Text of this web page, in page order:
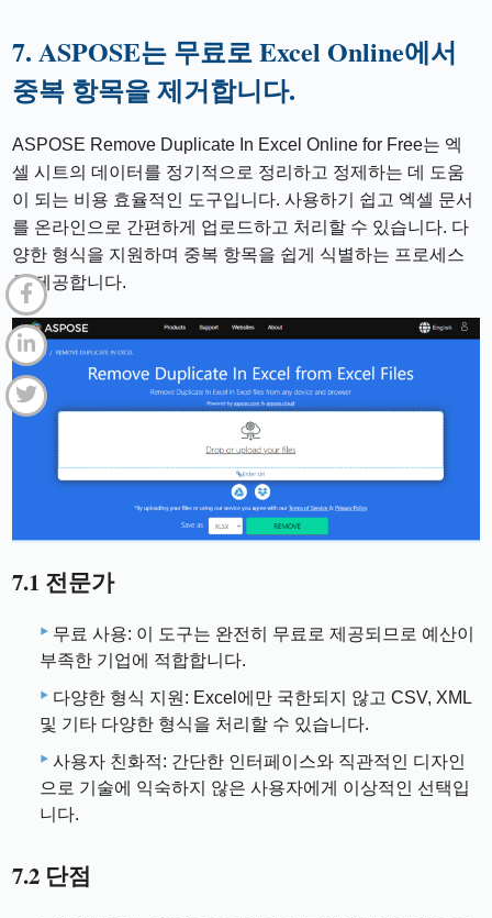
7. ASPOSE는 무료로 Excel Online에서
중복 항목을 제거합니다.
ASPOSE Remove Duplicate In Excel Online for Free는 엑
셀 시트의 데이터를 정기적으로 정리하고 정제하는 데 도움
이 되는 비용 효율적인 도구입니다. 사용하기 쉽고 엑셀 문서
를 온라인으로 간편하게 업로드하고 처리할 수 있습니다. 다
양한 형식을 지원하며 중복 항목을 쉽게 식별하는 프로세스
를 제공합니다.
7.1 전문가
무료 사용: 이 도구는 완전히 무료로 제공되므로 예산이
부족한 기업에 적합합니다.
다양한 형식 지원: Excel에만 국한되지 않고 CSV, XML
및 기타 다양한 형식을 처리할 수 있습니다.
사용자 친화적: 간단한 인터페이스와 직관적인 디자인
으로 기술에 익숙하지 않은 사용자에게 이상적인 선택입
니다.
7.2 단점